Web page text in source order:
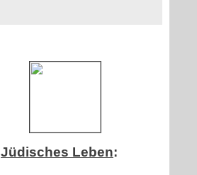
Jüdisches Leben: